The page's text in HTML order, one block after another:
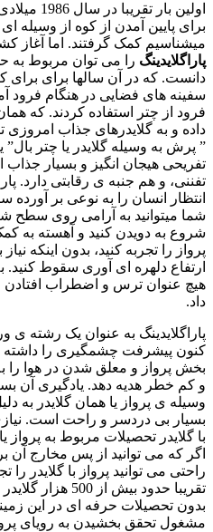
اولین بار
برای پایین آمدن از کوه از وسیله
میشناسیم کمک گرفتند. اما
پاراگلایدینگ
دانست. که در آن سالها برای
سفینه های فضایی در هنگام فرود
فرود از چتر استفاده کردند. که
داده و به گلایدرهای جذاب امروزی
” پرش به وسیله گلایدر یا چتر
تفریحی هیجان انگیز و بسیار
تفننی، و هم جنبه ی رقابتی دارد.
انتظار انسان را به نوعی بر
شما میتوانید به آرامی روی سطح
شروع به دویدن کنید و آهسته به
پرواز را تجربه کنید، بدون اینکه
ارتفاع دلهره ای آوری سقوط کنید.
هیچ عنوان ترس و اضطراب
داد.
پاراگلایدینگ به عنوان یک رشته ی
کنون پیشرفت چشمگیری را داشته
بخش پرواز و معلق شدن در هوا را
و کم خطر هدیه دهد. یادگیری آن
وسیله ی پرواز یا همان گلایدر به
بسیار بی دردسر و راحت است.
با گلایدر تحصیلات مربوط به
اگر که می توانید از پس مخارج آن
راحتی می توانید پرواز با گلایدر را
تقریبا حدود بیش
بدون تحصیلات حرفه ای در این
مشغول تحقق بخشیدن به رویای